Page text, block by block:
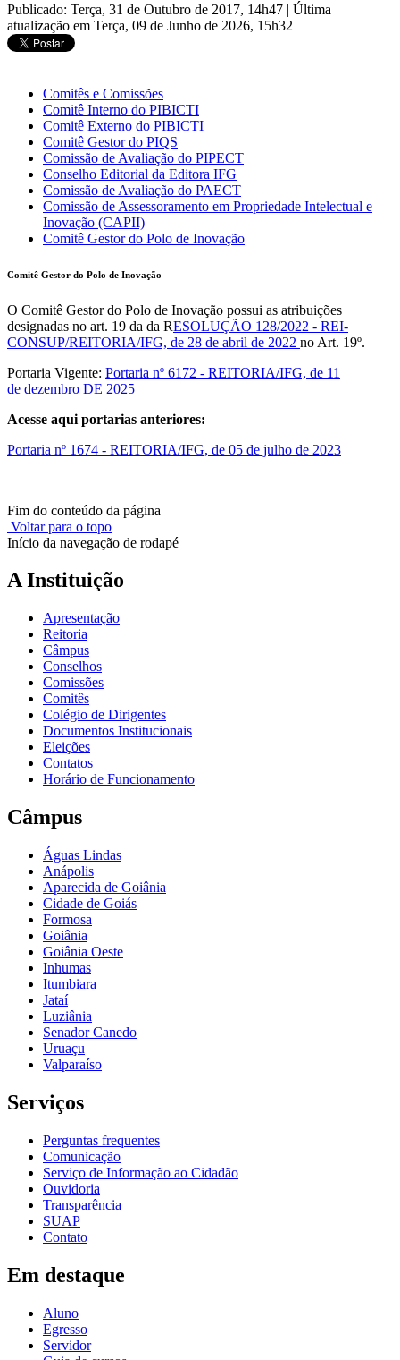
Publicado: Terça, 31 de Outubro de 2017, 14h47 | Última
atualização em Terça, 09 de Junho de 2026, 15h32
Comitês e Comissões
Comitê Interno do PIBICTI
Comitê Externo do PIBICTI
Comitê Gestor do PIQS
Comissão de Avaliação do PIPECT
Conselho Editorial da Editora IFG
Comissão de Avaliação do PAECT
Comissão de Assessoramento em Propriedade Intelectual e
Inovação (CAPII)
Comitê Gestor do Polo de Inovação
Comitê Gestor do Polo de Inovação
O Comitê Gestor do Polo de Inovação possui as atribuições
designadas no art. 19 da da RESOLUÇÃO 128/2022 - REI-
CONSUP/REITORIA/IFG, de 28 de abril de 2022 no Art. 19º.
Portaria Vigente: Portaria nº 6172 - REITORIA/IFG, de 11
de dezembro DE 2025
Acesse aqui portarias anteriores:
Portaria nº 1674 - REITORIA/IFG, de 05 de julho de 2023
Fim do conteúdo da página
Voltar para o topo
Início da navegação de rodapé
A Instituição
Apresentação
Reitoria
Câmpus
Conselhos
Comissões
Comitês
Colégio de Dirigentes
Documentos Institucionais
Eleições
Contatos
Horário de Funcionamento
Câmpus
Águas Lindas
Anápolis
Aparecida de Goiânia
Cidade de Goiás
Formosa
Goiânia
Goiânia Oeste
Inhumas
Itumbiara
Jataí
Luziânia
Senador Canedo
Uruaçu
Valparaíso
Serviços
Perguntas frequentes
Comunicação
Serviço de Informação ao Cidadão
Ouvidoria
Transparência
SUAP
Contato
Em destaque
Aluno
Egresso
Servidor